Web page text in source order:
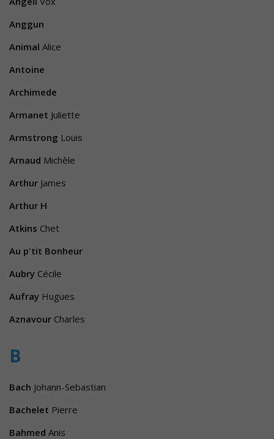
Anggun
Animal Alice
Antoine
Archimede
Armanet Juliette
Armstrong Louis
Arnaud Michèle
Arthur James
Arthur H
Atkins Chet
Au p'tit Bonheur
Aubry Cécile
Aufray Hugues
Aznavour Charles
B
Bach Johann-Sebastian
Bachelet Pierre
Bahmed Anis